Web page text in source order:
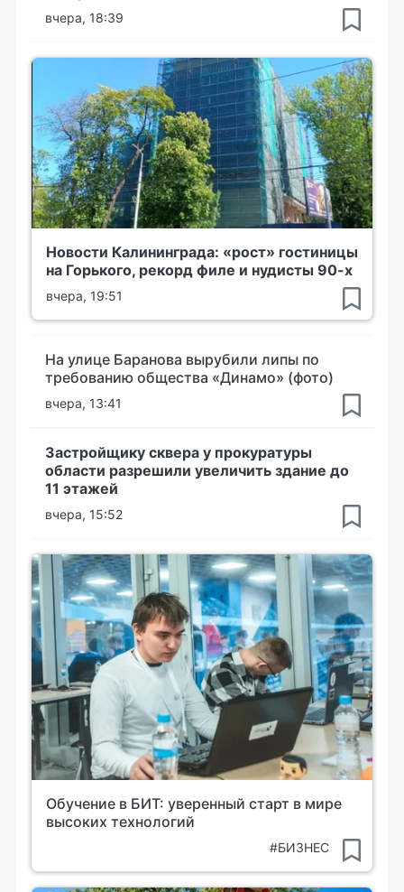
вчера, 18:39
Новости Калининграда: «рост» гостиницы
на Горького, рекорд филе и нудисты 90-х
вчера, 19:51
На улице Баранова вырубили липы по
требованию общества «Динамо» (фото)
вчера, 13:41
Застройщику сквера у прокуратуры
области разрешили увеличить здание до
11 этажей
вчера, 15:52
Обучение в БИТ: уверенный старт в мире
высоких технологий
#БИЗНЕС